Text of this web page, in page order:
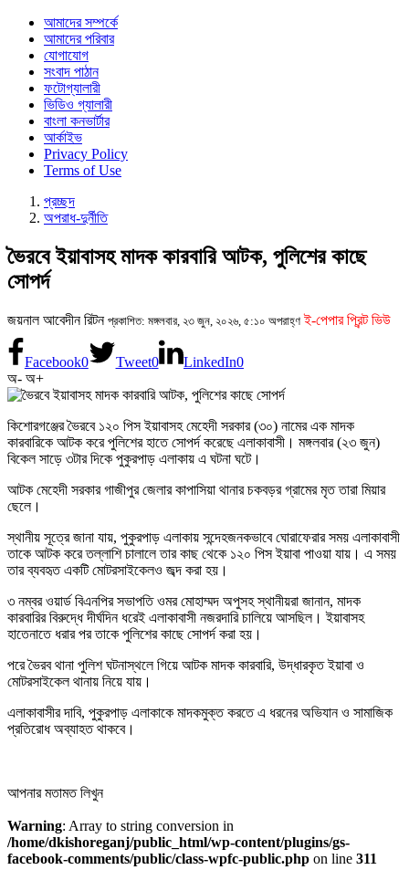
আমাদের সম্পর্কে
আমাদের পরিবার
যোগাযোগ
সংবাদ পাঠান
ফটোগ্যালারী
ভিডিও গ্যালারী
বাংলা কনভার্টার
আর্কাইভ
Privacy Policy
Terms of Use
প্রচ্ছদ
অপরাধ-দুর্নীতি
ভৈরবে ইয়াবাসহ মাদক কারবারি আটক, পুলিশের কাছে
সোপর্দ
জয়নাল আবেদীন রিটন প্রকাশিত: মঙ্গলবার, ২৩ জুন, ২০২৬, ৫:১০ অপরাহ্ণ ই-পেপার প্রিন্ট ভিউ
Facebook0 Tweet0 LinkedIn0
অ- অ+
কিশোরগঞ্জের ভৈরবে ১২০ পিস ইয়াবাসহ মেহেদী সরকার (৩০) নামের এক মাদক
কারবারিকে আটক করে পুলিশের হাতে সোপর্দ করেছে এলাকাবাসী। মঙ্গলবার (২৩ জুন)
বিকেল সাড়ে ৩টার দিকে পুকুরপাড় এলাকায় এ ঘটনা ঘটে।
আটক মেহেদী সরকার গাজীপুর জেলার কাপাসিয়া থানার চকবড়র গ্রামের মৃত তারা মিয়ার
ছেলে।
স্থানীয় সূত্রে জানা যায়, পুকুরপাড় এলাকায় সন্দেহজনকভাবে ঘোরাফেরার সময় এলাকাবাসী
তাকে আটক করে তল্লাশি চালালে তার কাছ থেকে ১২০ পিস ইয়াবা পাওয়া যায়। এ সময়
তার ব্যবহৃত একটি মোটরসাইকেলও জব্দ করা হয়।
৩ নম্বর ওয়ার্ড বিএনপির সভাপতি ওমর মোহাম্মদ অপুসহ স্থানীয়রা জানান, মাদক
কারবারির বিরুদ্ধে দীর্ঘদিন ধরেই এলাকাবাসী নজরদারি চালিয়ে আসছিল। ইয়াবাসহ
হাতেনাতে ধরার পর তাকে পুলিশের কাছে সোপর্দ করা হয়।
পরে ভৈরব থানা পুলিশ ঘটনাস্থলে গিয়ে আটক মাদক কারবারি, উদ্ধারকৃত ইয়াবা ও
মোটরসাইকেল থানায় নিয়ে যায়।
এলাকাবাসীর দাবি, পুকুরপাড় এলাকাকে মাদকমুক্ত করতে এ ধরনের অভিযান ও সামাজিক
প্রতিরোধ অব্যাহত থাকবে।
আপনার মতামত লিখুন
Warning: Array to string conversion in
/home/dkishoreganj/public_html/wp-content/plugins/gs-
facebook-comments/public/class-wpfc-public.php on line 311